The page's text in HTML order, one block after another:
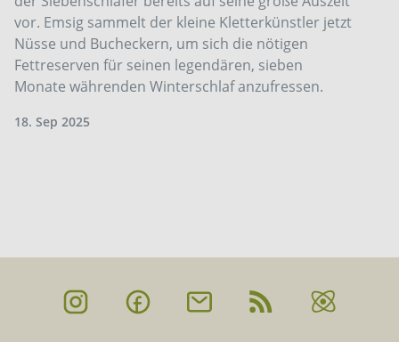
vor. Emsig sammelt der kleine Kletterkünstler jetzt
Nüsse und Bucheckern, um sich die nötigen
Fettreserven für seinen legendären, sieben
Monate währenden Winterschlaf anzufressen.
18. Sep 2025